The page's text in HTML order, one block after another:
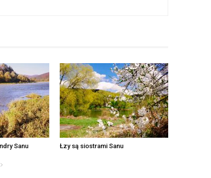
Sanu Łzy są siostrami Sanu